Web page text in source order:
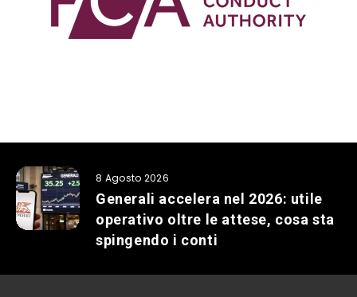
8 Agosto 2026
Generali accelera nel 2026: utile
operativo oltre le attese, cosa sta
spingendo i conti